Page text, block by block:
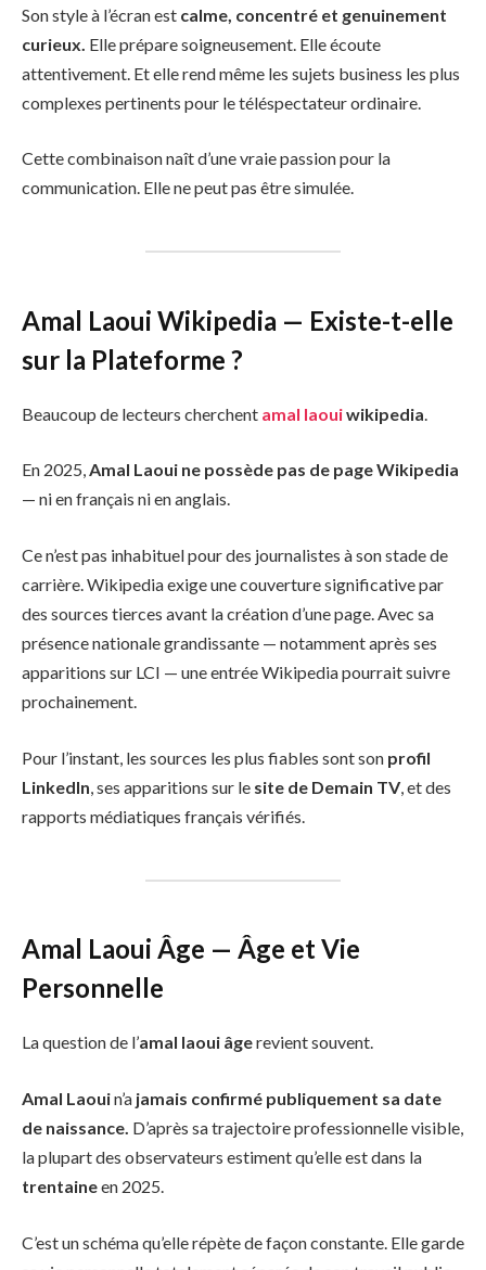
Son style à l’écran est calme, concentré et genuinement
curieux. Elle prépare soigneusement. Elle écoute
attentivement. Et elle rend même les sujets business les plus
complexes pertinents pour le téléspectateur ordinaire.
Cette combinaison naît d’une vraie passion pour la
communication. Elle ne peut pas être simulée.
Amal Laoui Wikipedia — Existe-t-elle
sur la Plateforme ?
Beaucoup de lecteurs cherchent amal laouiwikipedia.
En 2025,Amal Laoui ne possède pas de page Wikipedia
— ni en français ni en anglais.
Ce n’est pas inhabituel pour des journalistes à son stade de
carrière. Wikipedia exige une couverture significative par
des sources tierces avant la création d’une page. Avec sa
présence nationale grandissante — notamment après ses
apparitions sur LCI — une entrée Wikipedia pourrait suivre
prochainement.
Pour l’instant, les sources les plus fiables sont son profil
LinkedIn , ses apparitions sur le site de Demain TV, et des
rapports médiatiques français vérifiés.
Amal Laoui Âge — Âge et Vie
Personnelle
La question de l’amal laoui âgerevient souvent.
Amal Laouin’a jamais confirmé publiquement sa date
de naissance. D’après sa trajectoire professionnelle visible,
la plupart des observateurs estiment qu’elle est dans la
trentaineen 2025.
C’est un schéma qu’elle répète de façon constante. Elle garde